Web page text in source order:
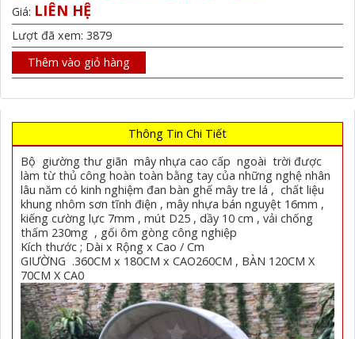
Giá: LIÊN HỆ
Lượt đã xem: 3879
Thêm vào giỏ hàng
Thông Tin Chi Tiết
Bộ giường thư giãn mây nhựa cao cấp ngoài trời được
làm từ thủ công hoàn toàn bằng tay của những nghệ nhân
lâu năm có kinh nghiệm đan bàn ghế mây tre lá , chất liệu
khung nhôm sơn tĩnh điện , mây nhựa bán nguyệt 16mm ,
kiếng cường lực 7mm , mút D25 , dầy 10 cm , vải chống
thấm 230mg , gối ôm gòng công nghiệp
Kích thước ; Dài x Rộng x Cao / Cm
GIƯỜNG .360CM x 180CM x CAO260CM , BÀN 120CM X
70CM X CA0